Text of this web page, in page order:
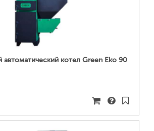
ПОДРОБНЕЕ...
автоматический котел Green Eko 90